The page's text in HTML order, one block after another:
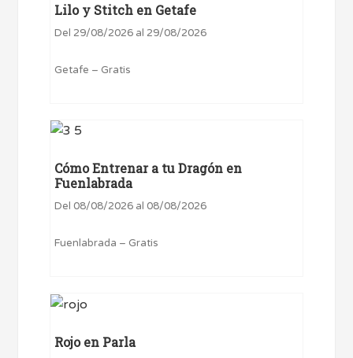
Lilo y Stitch en Getafe
Del 29/08/2026 al 29/08/2026
Getafe – Gratis
Cómo Entrenar a tu Dragón en
Fuenlabrada
Del 08/08/2026 al 08/08/2026
Fuenlabrada – Gratis
Rojo en Parla